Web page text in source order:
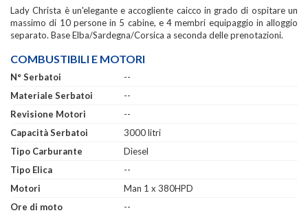
Lady Christa è un'elegante e accogliente caicco in grado di ospitare un
massimo di 10 persone in 5 cabine, e 4 membri equipaggio in alloggio
separato. Base Elba/Sardegna/Corsica a seconda delle prenotazioni.
COMBUSTIBILI E MOTORI
N° Serbatoi
--
Materiale Serbatoi
--
Revisione Motori
--
Capacità Serbatoi
3000 litri
Tipo Carburante
Diesel
Tipo Elica
--
Motori
Man 1 x 380HPD
Ore di moto
--